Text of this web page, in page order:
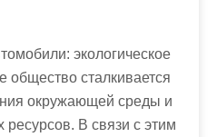
экологическое
сталкивается
окружающей среды и
В связи с этим